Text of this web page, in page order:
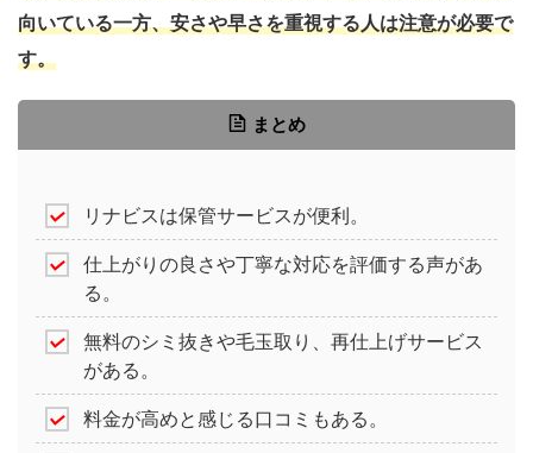
向いている一方、安さや早さを重視する人は注意が必要で
す。
まとめ
リナビスは保管サービスが便利。
仕上がりの良さや丁寧な対応を評価する声があ
る。
無料のシミ抜きや毛玉取り、再仕上げサービス
がある。
料金が高めと感じる口コミもある。